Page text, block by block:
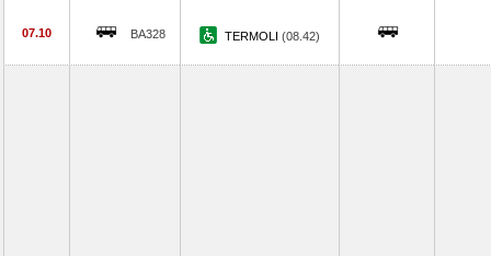
07.10 BA328 TERMOLI (08.42)